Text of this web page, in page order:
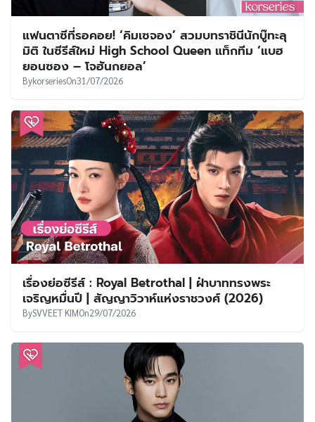
แฟนตาซีที่รอคอย! ‘คิมเซจอง’ สวมบทราชินีนักบู๊ทะลุ
มิติ ในซีรีส์ใหม่ High School Queen แท็กทีม ‘แบฮ
ยอนซอง – โจฮันกยอล’
BykorseriesOn31/07/2026
เรื่องย่อซีรีส์ : Royal Betrothal | ฝ่าบาททรงพระ
เจริญหมื่นปี | สัญญาวิวาห์แห่งราชวงศ์ (2026)
BySVVEET KIMOn29/07/2026